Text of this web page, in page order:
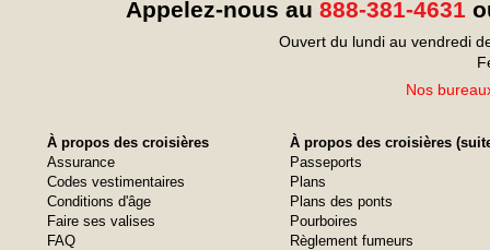
Appelez-nous au 888-381-4631
Ouvert du lundi au vendredi
Nos
À propos des croisières
Assurance
Codes vestimentaires
Conditions d'âge
Faire ses valises
FAQ
À propos des croisières
Passeports
Plans
Plans des ponts
Pourboires
Règlement fumeurs